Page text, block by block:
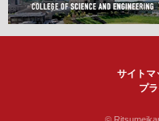
サイトマ
プ